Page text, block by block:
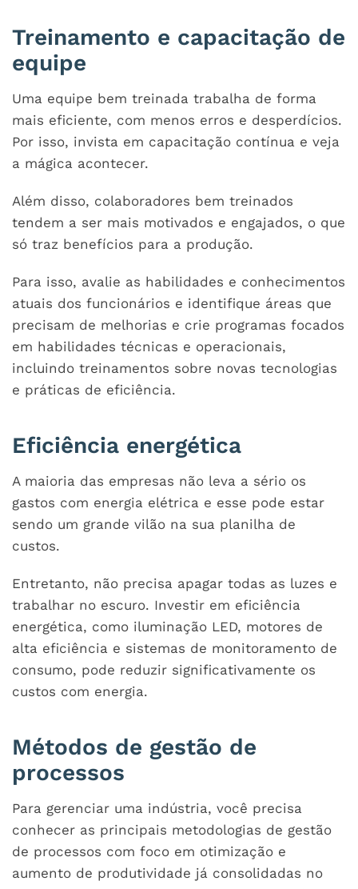
Treinamento e capacitação de
equipe
Uma equipe bem treinada trabalha de forma
mais eficiente, com menos erros e desperdícios.
Por isso, invista em capacitação contínua e veja
a mágica acontecer.
Além disso, colaboradores bem treinados
tendem a ser mais motivados e engajados, o que
só traz benefícios para a produção.
Para isso, avalie as habilidades e conhecimentos
atuais dos funcionários e identifique áreas que
precisam de melhorias e crie programas focados
em habilidades técnicas e operacionais,
incluindo treinamentos sobre novas tecnologias
e práticas de eficiência.
Eficiência energética
A maioria das empresas não leva a sério os
gastos com energia elétrica e esse pode estar
sendo um grande vilão na sua planilha de
custos.
Entretanto, não precisa apagar todas as luzes e
trabalhar no escuro. Investir em eficiência
energética, como iluminação LED, motores de
alta eficiência e sistemas de monitoramento de
consumo, pode reduzir significativamente os
custos com energia.
Métodos de gestão de
processos
Para gerenciar uma indústria, você precisa
conhecer as principais metodologias de gestão
de processos com foco em otimização e
aumento de produtividade já consolidadas no